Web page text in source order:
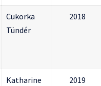
Cukorka
Tündér
2018
Katharine
2019